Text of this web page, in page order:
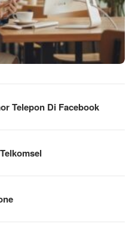
Telepon Di Facebook